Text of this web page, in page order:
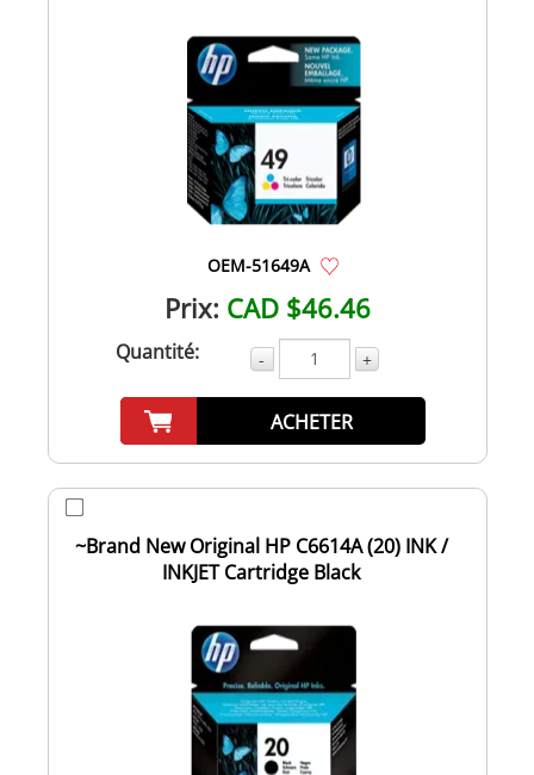
OEM-51649A
Prix: CAD $46.46
Quantité: - +
ACHETER
~Brand New Original HP C6614A (20) INK /
INKJET Cartridge Black